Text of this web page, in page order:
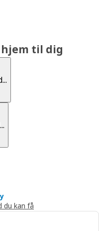
hjem til dig
du kan få